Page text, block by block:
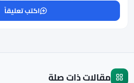
اكتب تعليقاً
مقالات ذات صلة